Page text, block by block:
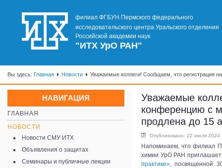
филиал ФГБУН Пермского федерального
исследовательского центра Уральского отделения
Российской академии наук
"ИТХ УрО РАН"
Вы здесь: Главная Новости Уважаемые коллеги! Сообщаем, что регистрация
НАВИГАЦИЯ
ГЛАВНАЯ
НОВОСТИ
Новости СМУ ИТХ
Объявления о защитах
Семинары и публичные лекции
Уважаемые
конференцию с
продлена до 15
Опубликовано: 22 июля 2024
Напоминаем, что филиал
химии УрО РАН приглашает
практике», посвященной